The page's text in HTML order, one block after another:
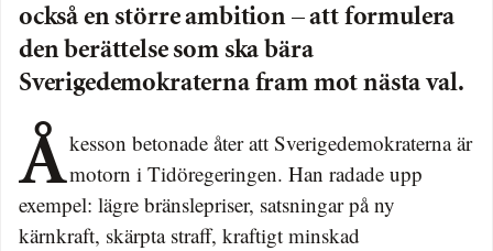
också en större ambition – att formulera
den berättelse som ska bära
Sverigedemokraterna fram mot nästa val.
Åkesson betonade åter att Sverigedemokraterna ärmotorn i Tidöregeringen. Han radade upp
exempel: lägre bränslepriser, satsningar på ny
kärnkraft, skärpta straff, kraftigt minskad